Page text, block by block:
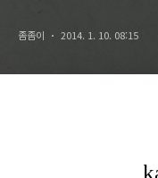
좀좀이 2014. 1. 10. 08:15